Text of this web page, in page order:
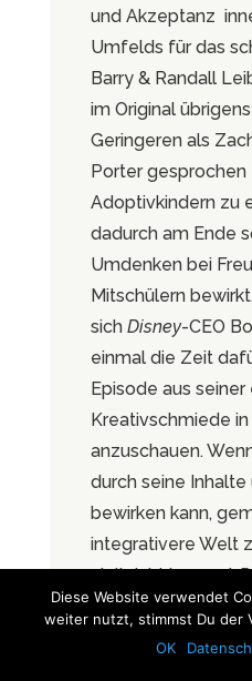
und Akzeptanz
Umfelds für das
Barry & Randall
im Original
Geringeren als
Porter gesprochen
Adoptivkindern zu
dadurch am Ende
Umdenken bei
Mitschülern
sich Disney-CEO
einmal die Zeit
Episode aus seiner
Kreativschmiede in
anzuschauen.
durch seine
bewirken kann,
integrativere Welt
vielleicht bewegt
und
seiner Position als
Diese Website verwendet
weiter nutzt, stimmst Du der
OK